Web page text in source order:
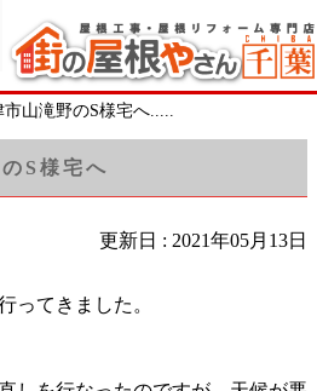
山滝野のS様宅へ.....
S様宅へ
更新日 : 2021年05月13日
ってきました。